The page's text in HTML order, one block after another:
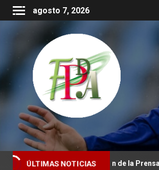
agosto 7, 2026
ÚLTIMAS NOTICIAS
de la Asociación de la Prensa